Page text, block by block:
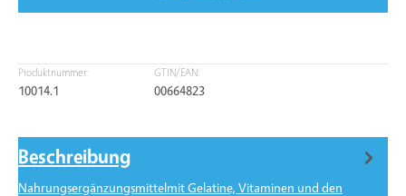
Produktnummer:
10014.1
GTIN/EAN:
00664823
Beschreibung
Nahrungsergänzungsmittelmit Gelatine, Vitaminen und den